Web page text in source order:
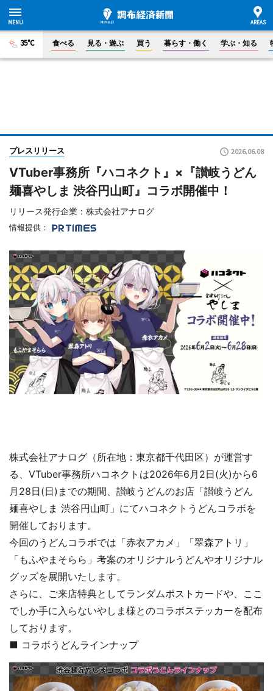
35°C 食べる 見る・遊ぶ 買う 暮らす・働く 学ぶ・知る
プレスリリース 2026.06.08
VTuber事務所『ハコネクト』×『讃岐うどん
麺喜やしま 渋谷円山町』コラボ開催中！
リリース発行企業：株式会社アナログ
情報提供：
株式会社アナログ（所在地：東京都千代田区）が運営す
る、VTuber事務所ハコネクトは2026年6月2日(火)から6
月28日(日)までの期間、讃岐うどんのお店「讃岐うどん
麺喜やしま 渋谷円山町」にてハコネクトうどんコラボを
開催しております。
今回のうどんコラボでは「赤衣アカメ」「翠森アトリ」
「もふやまそらら」考案のオリジナルうどんやオリジナル
グッズを展開いたします。
さらに、ご来店特典としてランダムポストカードや、ここ
でしか手に入らないやしま様とのコラボステッカーを配布
しております。
■ コラボうどんラインナップ